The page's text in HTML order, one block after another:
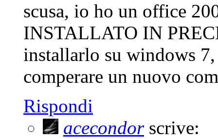
scusa, io ho un office
INSTALLATO IN
installarlo su windows
comperare un nuovo
Rispondi
acecondorscrive: